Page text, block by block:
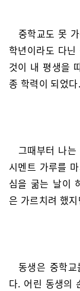
중학교도 못
학년이라도 다닌
것이 내 평생을
종 학력이 되었다.
그때부터 나
시멘트 가루를
심을 굶는 날이
은 가르치려 했
동생은 중학
다. 어린 동생의